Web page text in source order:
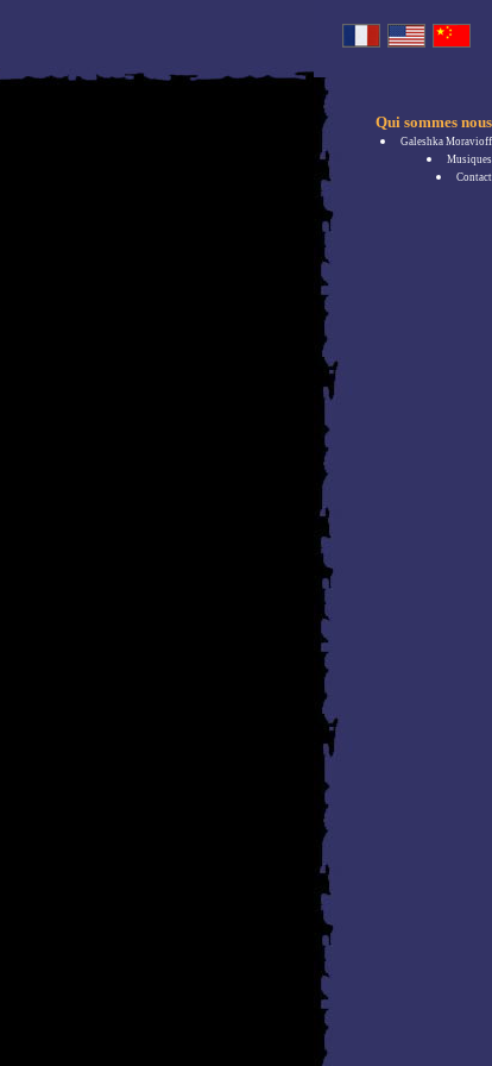
Qui sommes nous
Galeshka Moravioff
Musiques
Contact